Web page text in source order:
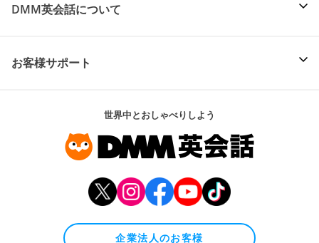
DMM英会話について
お客様サポート
世界中とおしゃべりしよう
企業法人のお客様